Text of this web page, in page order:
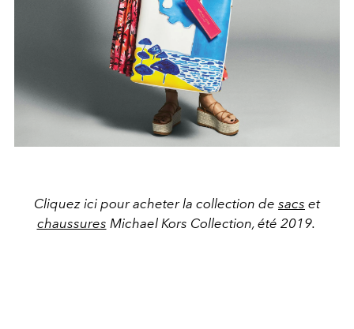
Cliquez ici pour acheter la collection de sacs et
chaussures Michael Kors Collection, été 2019.